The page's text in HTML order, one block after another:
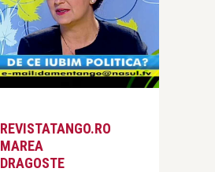
REVISTATANGO.RO
MAREA
DRAGOSTE